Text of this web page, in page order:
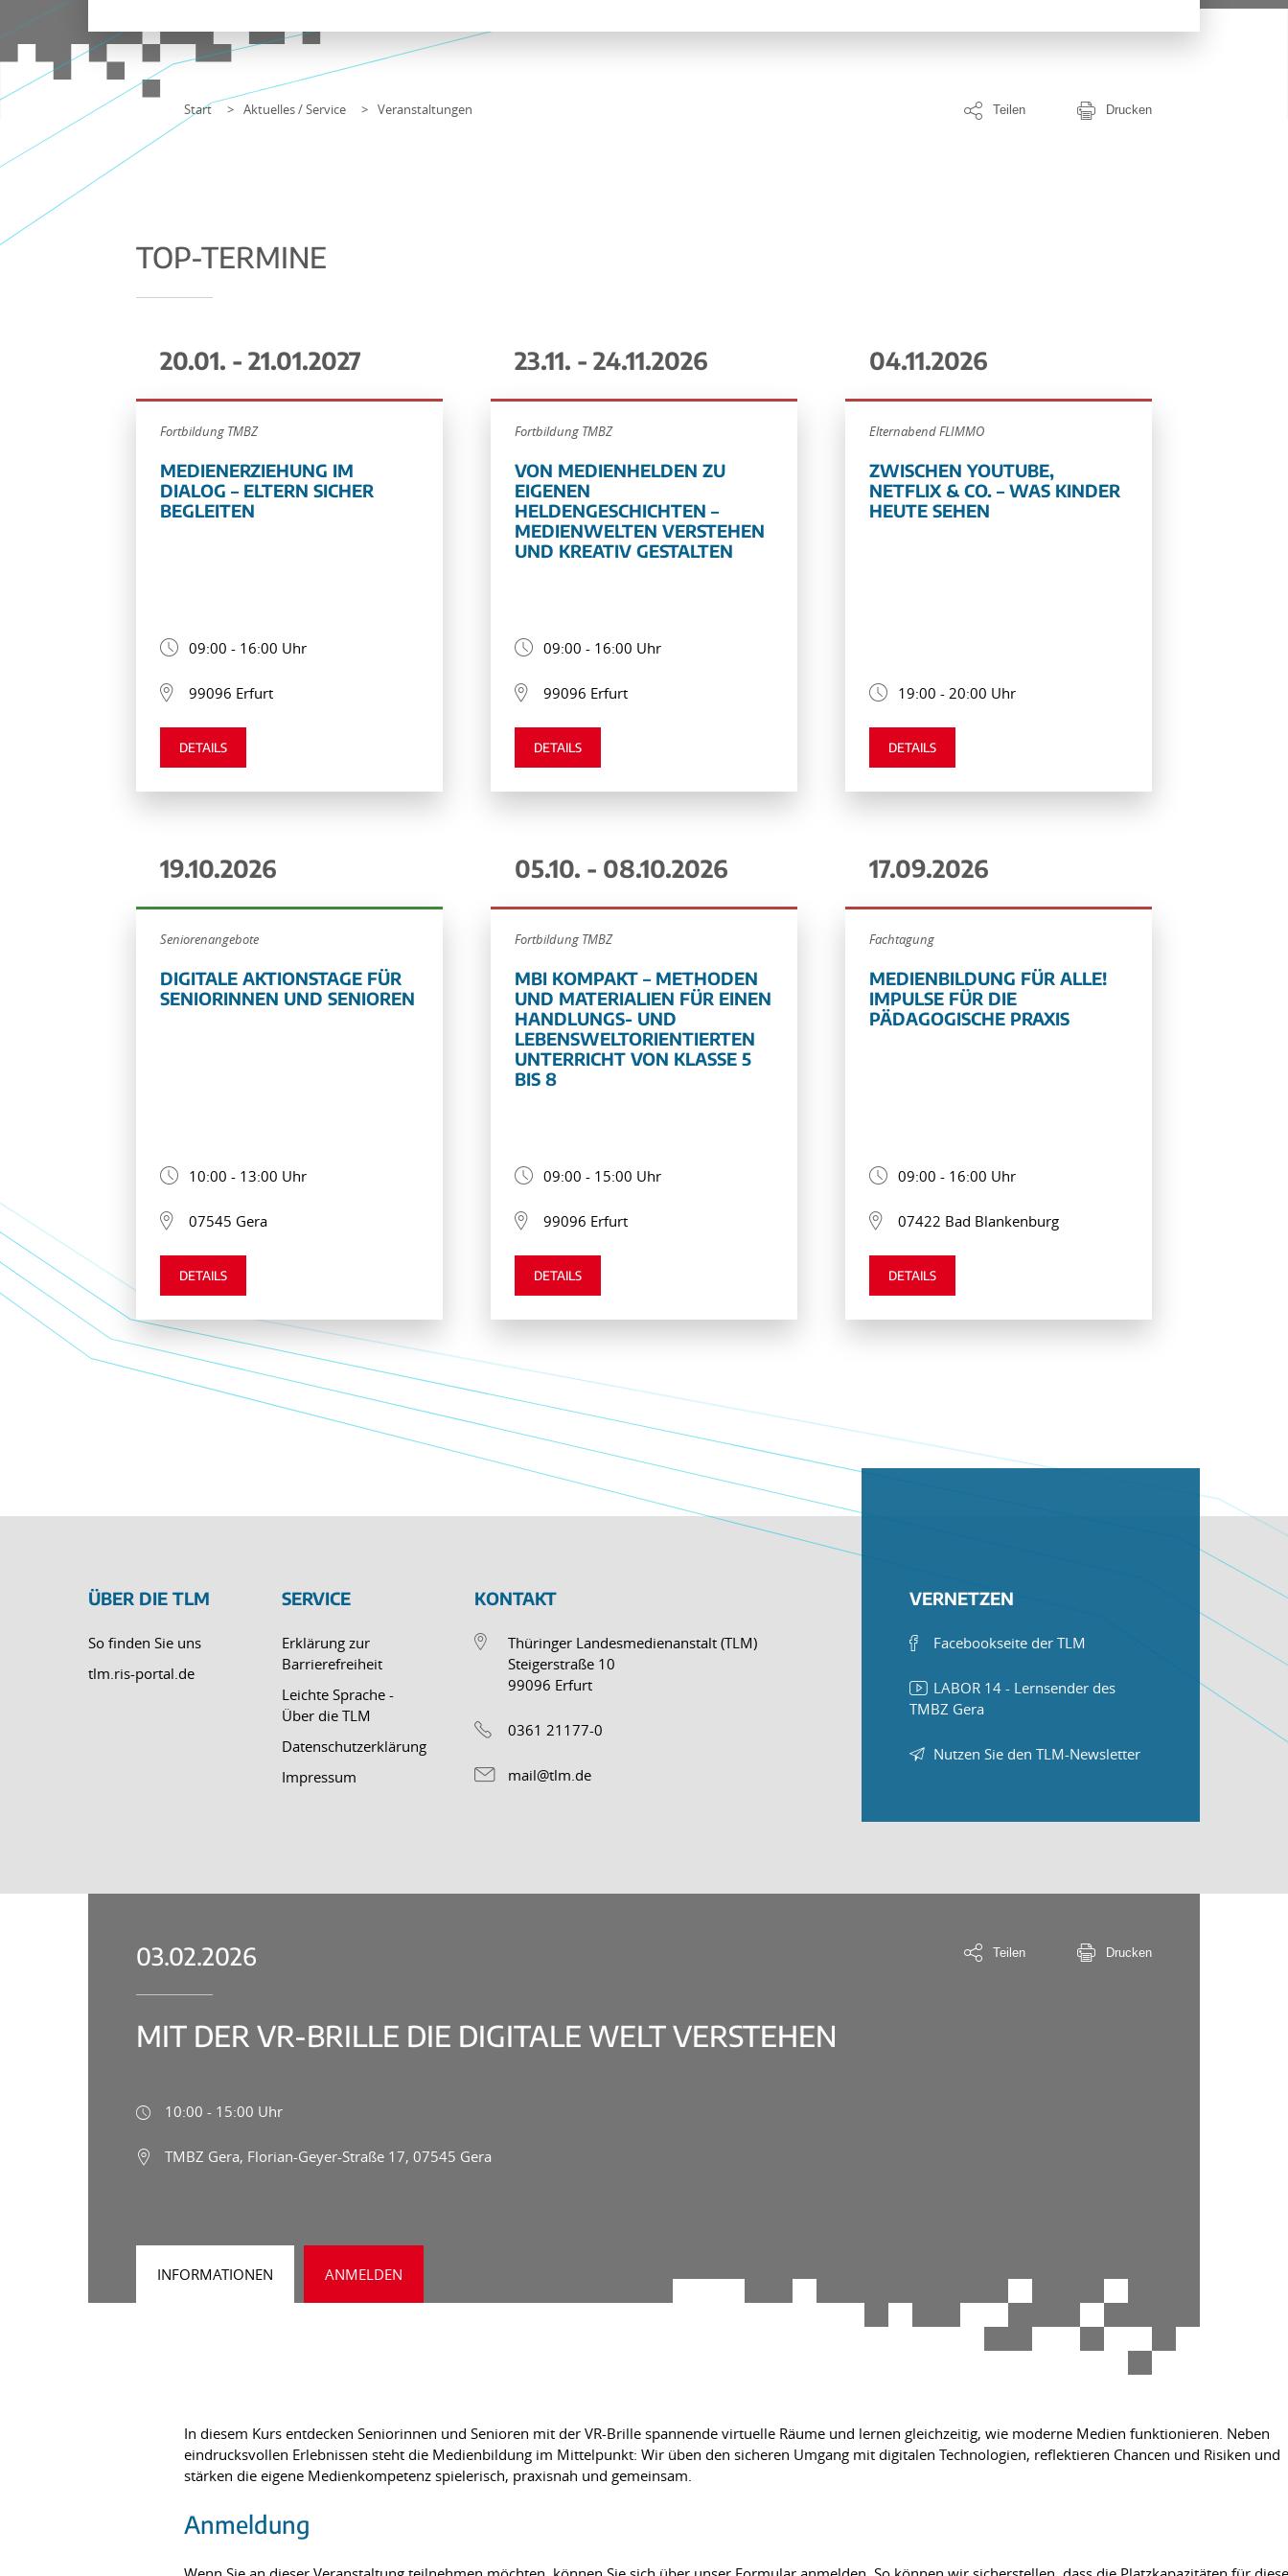
Start Aktuelles / Service Veranstaltungen Teilen Drucken
TOP-TERMINE
20.01. - 21.01.2027
Fortbildung TMBZ
MEDIENERZIEHUNG IM
DIALOG – ELTERN SICHER
BEGLEITEN
09:00 - 16:00 Uhr
99096 Erfurt
DETAILS
23.11. - 24.11.2026
Fortbildung TMBZ
VON MEDIENHELDEN ZU
EIGENEN
HELDENGESCHICHTEN –
MEDIENWELTEN VERSTEHEN
UND KREATIV GESTALTEN
09:00 - 16:00 Uhr
99096 Erfurt
DETAILS
04.11.2026
Elternabend FLIMMO
ZWISCHEN YOUTUBE,
NETFLIX & CO. – WAS KINDER
HEUTE SEHEN
19:00 - 20:00 Uhr
DETAILS
19.10.2026
Seniorenangebote
DIGITALE AKTIONSTAGE FÜR
SENIORINNEN UND SENIOREN
10:00 - 13:00 Uhr
07545 Gera
DETAILS
05.10. - 08.10.2026
Fortbildung TMBZ
MBI KOMPAKT – METHODEN
UND MATERIALIEN FÜR EINEN
HANDLUNGS- UND
LEBENSWELTORIENTIERTEN
UNTERRICHT VON KLASSE 5
BIS 8
09:00 - 15:00 Uhr
99096 Erfurt
DETAILS
17.09.2026
Fachtagung
MEDIENBILDUNG FÜR ALLE!
IMPULSE FÜR DIE
PÄDAGOGISCHE PRAXIS
09:00 - 16:00 Uhr
07422 Bad Blankenburg
DETAILS
ÜBER DIE TLM
So finden Sie uns
tlm.ris-portal.de
SERVICE
Erklärung zur
Barrierefreiheit
Leichte Sprache -
Über die TLM
Datenschutzerklärung
Impressum
KONTAKT
Thüringer Landesmedienanstalt (TLM)
Steigerstraße 10
99096 Erfurt
0361 21177-0
mail@tlm.de
VERNETZEN
Facebookseite der TLM
LABOR 14 - Lernsender des
TMBZ Gera
Nutzen Sie den TLM-Newsletter
03.02.2026 Teilen Drucken
MIT DER VR-BRILLE DIE DIGITALE WELT VERSTEHEN
10:00 - 15:00 Uhr
TMBZ Gera, Florian-Geyer-Straße 17, 07545 Gera
INFORMATIONEN ANMELDEN
In diesem Kurs entdecken Seniorinnen und Senioren mit der VR-Brille spannende virtuelle Räume und lernen gleichzeitig, wie moderne Medien funktionieren. Neben
eindrucksvollen Erlebnissen steht die Medienbildung im Mittelpunkt: Wir üben den sicheren Umgang mit digitalen Technologien, reflektieren Chancen und Risiken und
stärken die eigene Medienkompetenz spielerisch, praxisnah und gemeinsam.
Anmeldung